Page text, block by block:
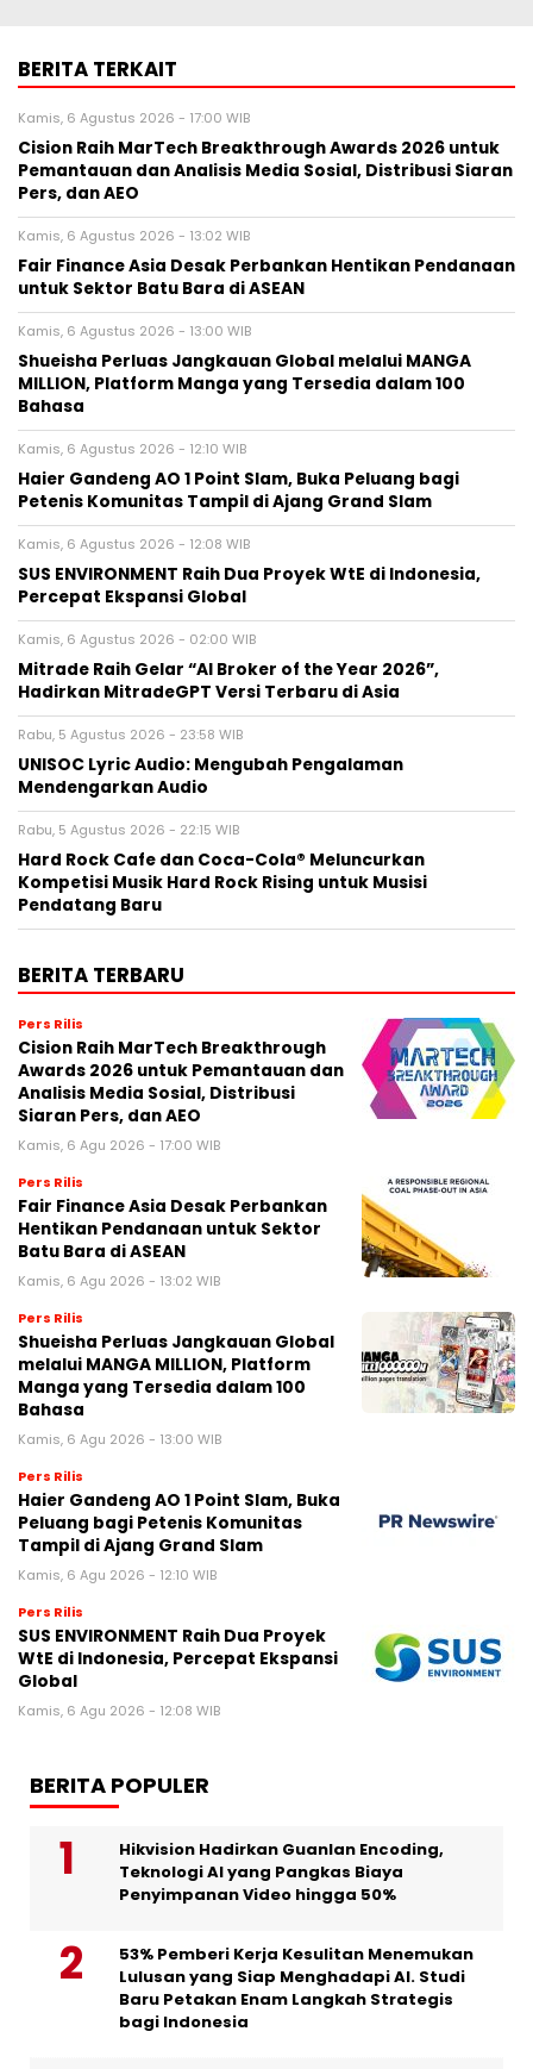
BERITA TERKAIT
Kamis, 6 Agustus 2026 - 17:00 WIB
Cision Raih MarTech Breakthrough Awards 2026 untuk
Pemantauan dan Analisis Media Sosial, Distribusi Siaran
Pers, dan AEO
Kamis, 6 Agustus 2026 - 13:02 WIB
Fair Finance Asia Desak Perbankan Hentikan Pendanaan
untuk Sektor Batu Bara di ASEAN
Kamis, 6 Agustus 2026 - 13:00 WIB
Shueisha Perluas Jangkauan Global melalui MANGA
MILLION, Platform Manga yang Tersedia dalam 100
Bahasa
Kamis, 6 Agustus 2026 - 12:10 WIB
Haier Gandeng AO 1 Point Slam, Buka Peluang bagi
Petenis Komunitas Tampil di Ajang Grand Slam
Kamis, 6 Agustus 2026 - 12:08 WIB
SUS ENVIRONMENT Raih Dua Proyek WtE di Indonesia,
Percepat Ekspansi Global
Kamis, 6 Agustus 2026 - 02:00 WIB
Mitrade Raih Gelar “AI Broker of the Year 2026”,
Hadirkan MitradeGPT Versi Terbaru di Asia
Rabu, 5 Agustus 2026 - 23:58 WIB
UNISOC Lyric Audio: Mengubah Pengalaman
Mendengarkan Audio
Rabu, 5 Agustus 2026 - 22:15 WIB
Hard Rock Cafe dan Coca-Cola® Meluncurkan
Kompetisi Musik Hard Rock Rising untuk Musisi
Pendatang Baru
BERITA TERBARU
Pers Rilis
Cision Raih MarTech Breakthrough
Awards 2026 untuk Pemantauan dan
Analisis Media Sosial, Distribusi
Siaran Pers, dan AEO
Kamis, 6 Agu 2026 - 17:00 WIB
Pers Rilis
Fair Finance Asia Desak Perbankan
Hentikan Pendanaan untuk Sektor
Batu Bara di ASEAN
Kamis, 6 Agu 2026 - 13:02 WIB
Pers Rilis
Shueisha Perluas Jangkauan Global
melalui MANGA MILLION, Platform
Manga yang Tersedia dalam 100
Bahasa
Kamis, 6 Agu 2026 - 13:00 WIB
Pers Rilis
Haier Gandeng AO 1 Point Slam, Buka
Peluang bagi Petenis Komunitas
Tampil di Ajang Grand Slam
Kamis, 6 Agu 2026 - 12:10 WIB
Pers Rilis
SUS ENVIRONMENT Raih Dua Proyek
WtE di Indonesia, Percepat Ekspansi
Global
Kamis, 6 Agu 2026 - 12:08 WIB
BERITA POPULER
Hikvision Hadirkan Guanlan Encoding,
Teknologi AI yang Pangkas Biaya
Penyimpanan Video hingga 50%
53% Pemberi Kerja Kesulitan Menemukan
Lulusan yang Siap Menghadapi AI. Studi
Baru Petakan Enam Langkah Strategis
bagi Indonesia